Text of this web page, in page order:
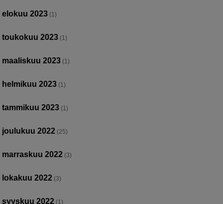
elokuu 2023 (1)
toukokuu 2023 (1)
maaliskuu 2023 (1)
helmikuu 2023 (1)
tammikuu 2023 (1)
joulukuu 2022 (25)
marraskuu 2022 (3)
lokakuu 2022 (3)
syyskuu 2022 (1)